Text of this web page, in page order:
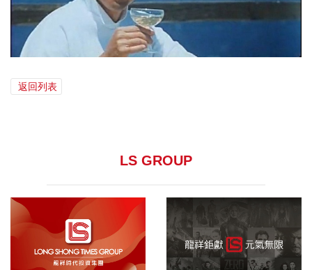
返回列表
LS GROUP
龍祥集團 院線發行